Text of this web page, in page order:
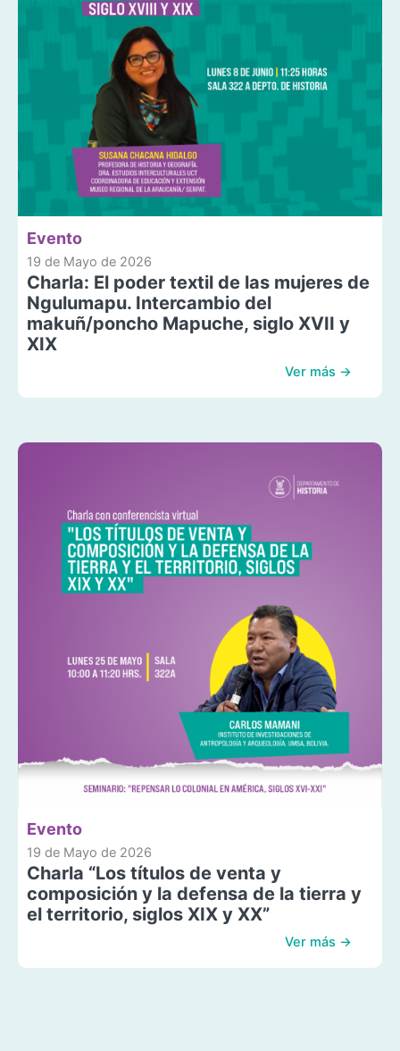
Evento
19 de Mayo de 2026
Charla: El poder textil de las mujeres de
Ngulumapu. Intercambio del
makuñ/poncho Mapuche, siglo XVII y
XIX
Ver más →
Evento
19 de Mayo de 2026
Charla “Los títulos de venta y
composición y la defensa de la tierra y
el territorio, siglos XIX y XX”
Ver más →